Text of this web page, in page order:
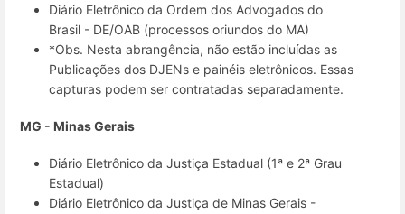
Diário Eletrônico da Ordem dos Advogados do
Brasil - DE/OAB (processos oriundos do MA)
*Obs. Nesta abrangência, não estão incluídas as
Publicações dos DJENs e painéis eletrônicos. Essas
capturas podem ser contratadas separadamente.
MG - Minas Gerais
Diário Eletrônico da Justiça Estadual (1ª e 2ª Grau
Estadual)
Diário Eletrônico da Justiça de Minas Gerais -